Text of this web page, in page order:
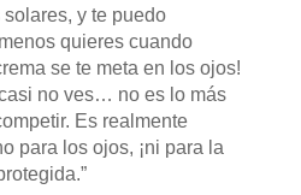
y te puedo
quieres cuando
se te meta en los ojos!
no ves… no es lo más
Es realmente
para los ojos, ¡ni para la